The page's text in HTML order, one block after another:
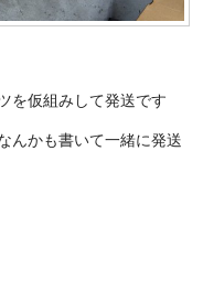
を仮組みして発送です
んかも書いて一緒に発送